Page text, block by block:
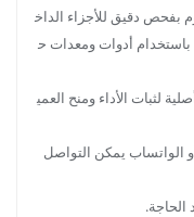
رار الأعطال.
لترقية الأداء وخف
الفواتير وعلى ك
فاءة الجهاز.
محتملة باس
إجراءات فوري
تشمل
دقيق للأجزاء الداخ
باستخدام أدوات ومعدات ح
لثبات الأداء ومنح العمي
الواتساب يمكن التواصل